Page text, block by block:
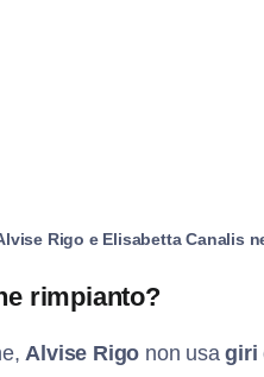
Rigo e Elisabetta Canalis
rimpianto?
Alvise Rigo non usagiri